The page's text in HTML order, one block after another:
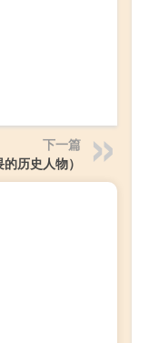
下一篇
历史人物）